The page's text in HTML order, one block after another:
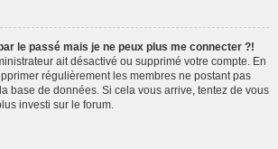
le passé mais je ne peux plus me connecter ?!
ait désactivé ou supprimé votre compte. En
régulièrement les membres ne postant pas
base de données. Si cela vous arrive, tentez de vous
investi sur le forum.